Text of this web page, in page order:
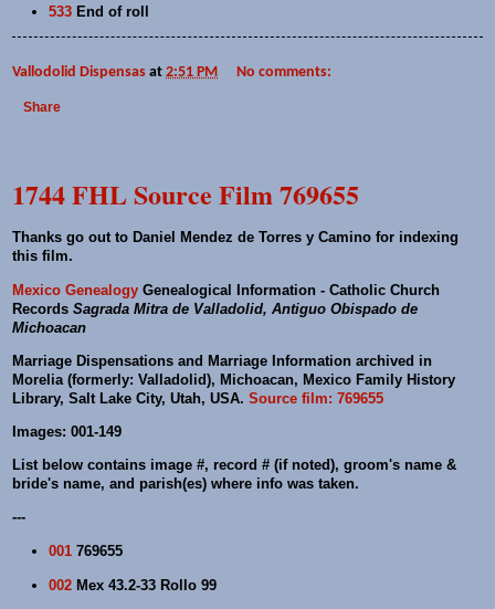
533 End of roll
Vallodolid Dispensas at 2:51 PM No comments:
Share
1744 FHL Source Film 769655
Thanks go out to Daniel Mendez de Torres y Camino for indexing
this film.
Mexico Genealogy Genealogical Information - Catholic Church
Records Sagrada Mitra de Valladolid, Antiguo Obispado de
Michoacan
Marriage Dispensations and Marriage Information archived in
Morelia (formerly: Valladolid), Michoacan, Mexico Family History
Library, Salt Lake City, Utah, USA. Source film: 769655
Images: 001-149
List below contains image #, record # (if noted), groom's name &
bride's name, and parish(es) where info was taken.
---
001 769655
002 Mex 43.2-33 Rollo 99